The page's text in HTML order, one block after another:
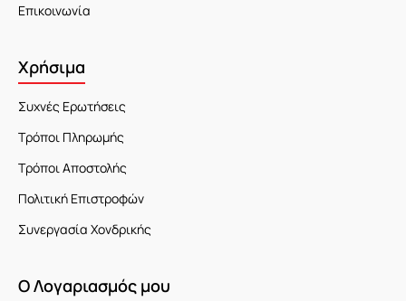
Επικοινωνία
Χρήσιμα
Συχνές Ερωτήσεις
Τρόποι Πληρωμής
Τρόποι Αποστολής
Πολιτική Επιστροφών
Συνεργασία Χονδρικής
Ο Λογαριασμός μου